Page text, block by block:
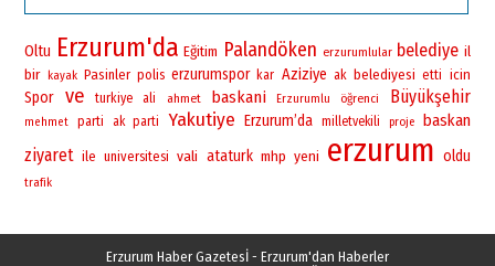
Oltu Erzurum'da Eğitim Palandöken erzurumlular belediye il
bir kayak Pasinler polis erzurumspor kar Aziziye ak belediyesi etti icin
Spor ve turkiye ali ahmet baskani Erzurumlu öğrenci Büyükşehir
mehmet parti ak parti Yakutiye Erzurum’da milletvekili proje baskan
ziyaret ile universitesi vali ataturk mhp yeni erzurum oldu
trafik
Erzurum Haber Gazetesİ - Erzurum'dan Haberler